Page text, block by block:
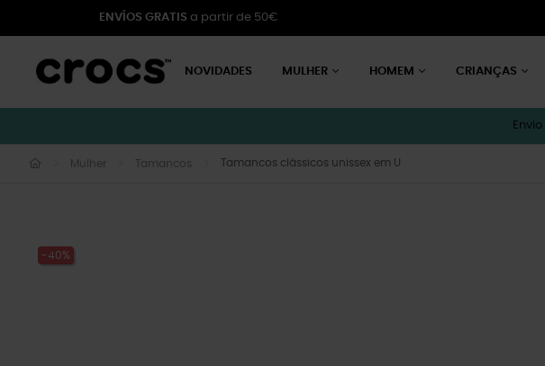
ENVÍOS GRATIS a partir de 50€
NOVIDADES MULHER HOMEM CRIANÇAS
Envio
Mulher Tamancos Tamancos clássicos unissex em U
-40%